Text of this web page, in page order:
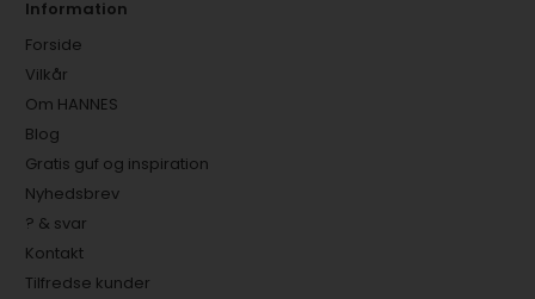
Information
Forside
Vilkår
Om HANNES
Blog
Gratis guf og inspiration
Nyhedsbrev
? & svar
Kontakt
Tilfredse kunder